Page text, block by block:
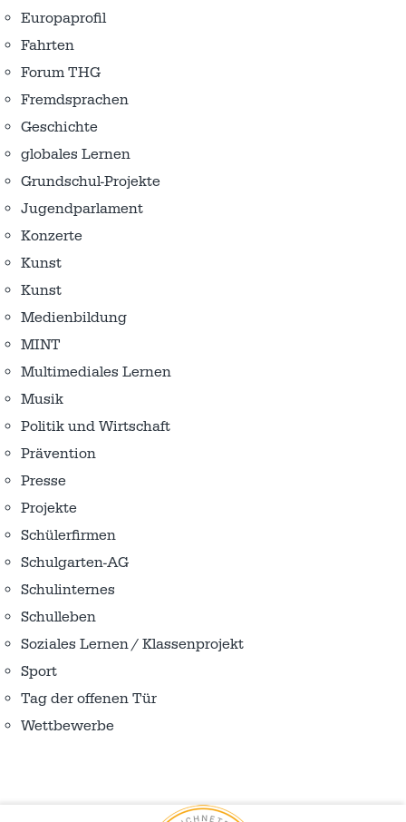
Europaprofil
Fahrten
Forum THG
Fremdsprachen
Geschichte
globales Lernen
Grundschul-Projekte
Jugendparlament
Konzerte
Kunst
Kunst
Medienbildung
MINT
Multimediales Lernen
Musik
Politik und Wirtschaft
Prävention
Presse
Projekte
Schülerfirmen
Schulgarten-AG
Schulinternes
Schulleben
Soziales Lernen / Klassenprojekt
Sport
Tag der offenen Tür
Wettbewerbe